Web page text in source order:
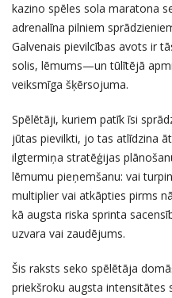
kazino spēles sola maratona
adrenalīna pilniem
Galvenais pievilcības avots ir
solis, lēmums—un tūlītējā
veiksmīga šķērsojuma.
Spēlētāji, kuriem patīk īsi
jūtas pievilkti, jo tas atlīdzina
ilgtermiņa stratēģijas
lēmumu pieņemšanu: vai
multiplier vai atkāpties pirms
kā augsta riska sprinta
uzvara vai zaudējums.
Šis raksts seko spēlētāja
priekšroku augsta intensitātes